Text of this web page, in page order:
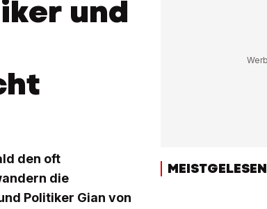
und
den oft
die
Politiker Gian von
MEISTGELESEN